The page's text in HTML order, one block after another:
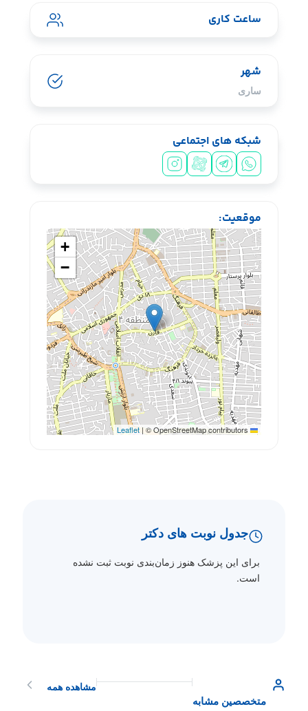
ساعت کاری
شهر
ساری
شبکه های اجتماعی
سیشب یسبشی
موقعیت:
+
−
Leaflet
| © OpenStreetMap contributors
جدول نوبت های دکتر
برای این پزشک هنوز زمان‌بندی نوبت ثبت نشده
است.
متخصصین مشابه
مشاهده همه